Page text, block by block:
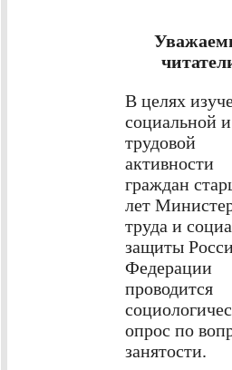
В целях
социальной и
трудовой
активности
граждан
лет
труда и
защиты
Федерации
проводится
опрос по
занятости.